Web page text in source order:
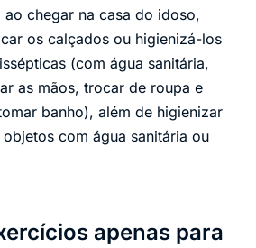
ao chegar na casa do idoso,
os calçados ou higienizá-los
(com água sanitária,
as mãos, trocar de roupa e
banho), além de higienizar
com água sanitária ou
apenas para